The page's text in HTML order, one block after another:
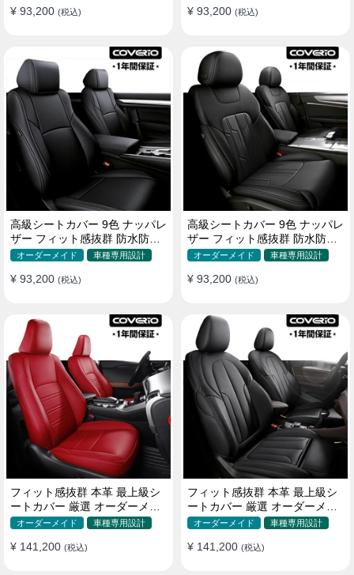
¥ 93,200 (税込) ¥ 93,200 (税込)
高級シートカバー 9色 ナッパレ
ザー フィット感抜群 防水防汚
オーダーメイド 全席セット
オーダーメイド 車種専用設計
¥ 93,200 (税込)
高級シートカバー 9色 ナッパレ
ザー フィット感抜群 防水防汚
オーダーメイド 全席セット
オーダーメイド 車種専用設計
¥ 93,200 (税込)
フィット感抜群 本革 最上級シ
ートカバー 厳選 オーダーメイ
ド 防水 雰囲気 全席セット
オーダーメイド 車種専用設計
¥ 141,200 (税込)
フィット感抜群 本革 最上級シ
ートカバー 厳選 オーダーメイ
ド 防水 雰囲気 全席セット
オーダーメイド 車種専用設計
¥ 141,200 (税込)